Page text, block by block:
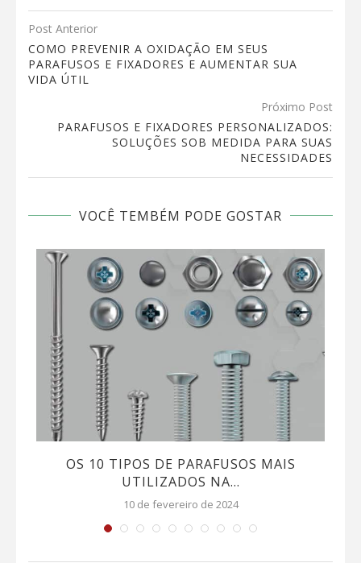
Post Anterior
COMO PREVENIR A OXIDAÇÃO EM SEUS
PARAFUSOS E FIXADORES E AUMENTAR SUA
VIDA ÚTIL
Próximo Post
PARAFUSOS E FIXADORES PERSONALIZADOS:
SOLUÇÕES SOB MEDIDA PARA SUAS
NECESSIDADES
VOCÊ TEMBÉM PODE GOSTAR
OS 10 TIPOS DE PARAFUSOS MAIS
UTILIZADOS NA...
10 de fevereiro de 2024